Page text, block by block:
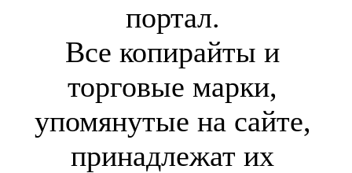
портал.
Все копирайты и
торговые марки,
упомянутые на сайте,
принадлежат их